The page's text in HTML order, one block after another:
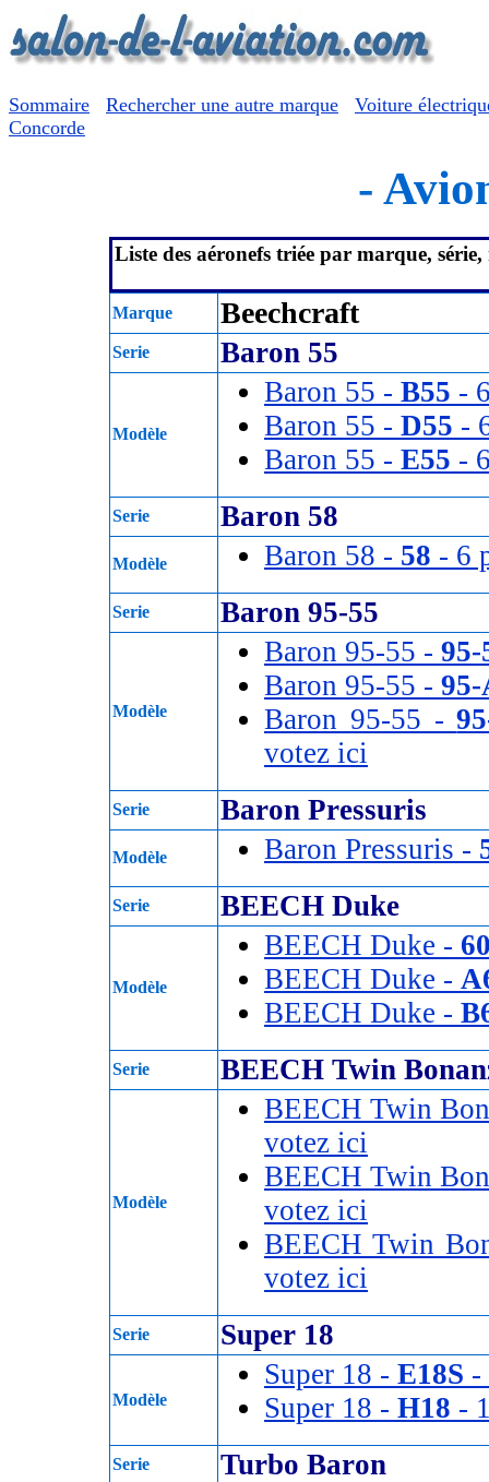
Sommaire Rechercher une autre marque
Voiture
Concorde
-
Liste des aéronefs triée par marque, série,
Marque Beechcraft
Serie Baron 55
Modèle
Baron 55 - B55 -
Baron 55 - D55 -
Baron 55 - E55 -
Serie Baron 58
Modèle Baron 58 - 58 - 6
Serie Baron 95-55
Modèle
Baron 95-55 - 95-
Baron 95-55 -
Baron 95-55 -
votez ici
Serie Baron Pressuris
Modèle Baron Pressuris -
Serie BEECH Duke
Modèle
BEECH Duke -
BEECH Duke -
BEECH Duke -
Serie BEECH Twin
Modèle
BEECH Twin
votez ici
BEECH Twin
votez ici
BEECH Twin
votez ici
Serie Super 18
Modèle
Super 18 - E18S -
Super 18 - H18 -
Serie Turbo Baron